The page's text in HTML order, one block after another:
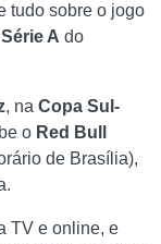
tudo sobre o jogo
Série A do
, na Copa Sul-
o Red Bull
de Brasília),
TV e online, e